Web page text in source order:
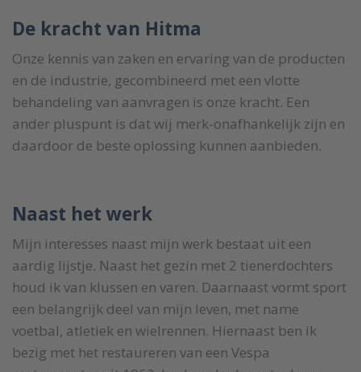
De kracht van Hitma
Onze kennis van zaken en ervaring van de producten
en de industrie, gecombineerd met een vlotte
behandeling van aanvragen is onze kracht. Een
ander pluspunt is dat wij merk-onafhankelijk zijn en
daardoor de beste oplossing kunnen aanbieden.
Naast het werk
Mijn interesses naast mijn werk bestaat uit een
aardig lijstje. Naast het gezin met 2 tienerdochters
houd ik van klussen en varen. Daarnaast vormt sport
een belangrijk deel van mijn leven, met name
voetbal, atletiek en wielrennen. Hiernaast ben ik
bezig met het restaureren van een Vespa